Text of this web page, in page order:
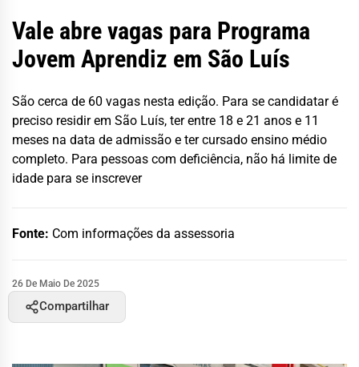
Vale abre vagas para Programa
Jovem Aprendiz em São Luís
São cerca de 60 vagas nesta edição. Para se candidatar é
preciso residir em São Luís, ter entre 18 e 21 anos e 11
meses na data de admissão e ter cursado ensino médio
completo. Para pessoas com deficiência, não há limite de
idade para se inscrever
Fonte: Com informações da assessoria
26 De Maio De 2025
Compartilhar